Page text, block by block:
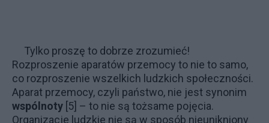
Tylko proszę to dobrze zrozumieć!
Rozproszenie aparatów przemocy to nie to samo,
co rozproszenie wszelkich ludzkich społeczności.
Aparat przemocy, czyli państwo, nie jest synonim
wspólnoty [5] – to nie są tożsame pojęcia.
Organizacje ludzkie nie są w sposób nieunikniony